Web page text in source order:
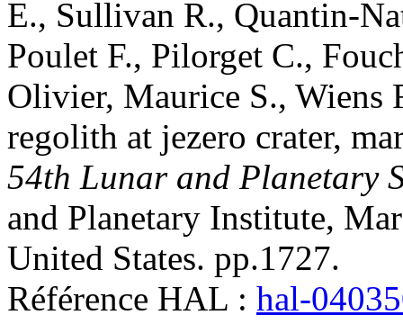
E., Sullivan R., Quantin-
Poulet F., Pilorget C.,
Olivier, Maurice S., Wiens
regolith at jezero crater,
54th Lunar and Planetary
and Planetary Institute,
United States. pp.1727.
Référence HAL : hal-